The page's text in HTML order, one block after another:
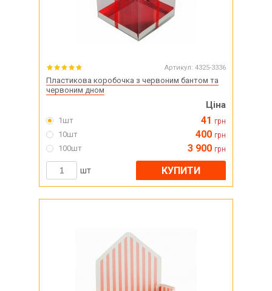
Артикул: 4325-3336
Пластикова коробочка з червоним бантом та
червоним дном
Ціна
1шт 41 грн
10шт 400 грн
100шт 3 900 грн
шт КУПИТИ